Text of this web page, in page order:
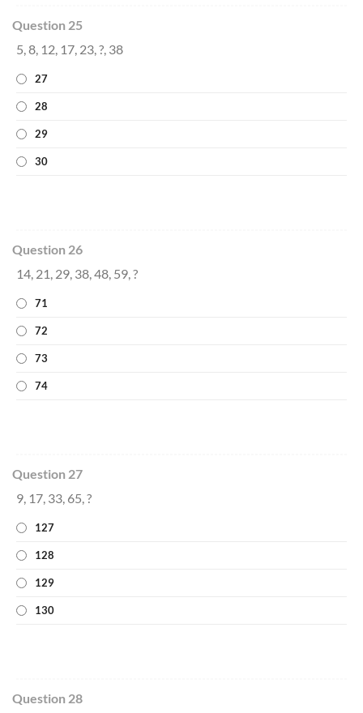
Question 25
5, 8, 12, 17, 23, ?, 38
27
28
29
30
Question 26
14, 21, 29, 38, 48, 59, ?
71
72
73
74
Question 27
9, 17, 33, 65, ?
127
128
129
130
Question 28